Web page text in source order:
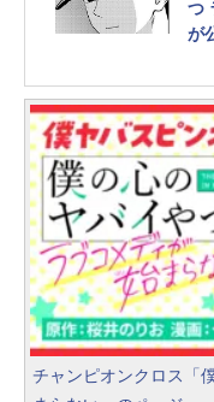
つ
が
チャンピオンクロス「